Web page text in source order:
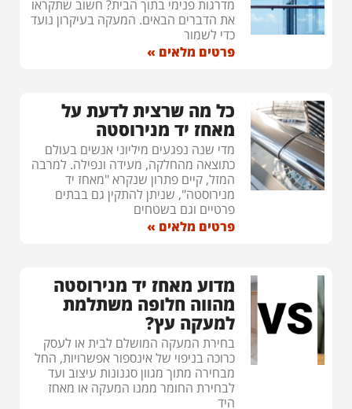
מדרגות פנימי בתוך הבית? חשוב שתקראו
את הדברים הבאים. המעקה בעיקרון נועד
כדי לשמור
פרטים מלאים »
כל מה שרצית לדעת על
מאחז יד מנירוסטה
מדי שנה נפגעים מיליוני אנשים בעולם
כתוצאה מהחלקה, מעידה ונפילה. למרבה
המזל, קיים פתרון שנקרא "מאחז יד
מנירוסטה", שניתן להתקין גם בבתים
פרטיים וגם בשטחים
פרטים מלאים »
מדוע מאחז יד מנירוסטה
מהווה חלופה משתלמת
למעקה עץ?
בחירת המעקה המושלם לבית או לעסק
כרוכה בניפוי של אינספור אפשרויות, החל
מבחירה מתוך מגוון סגנונות עיצוב ועד
לבחירת החומר ממנו המעקה או מאחז
היד